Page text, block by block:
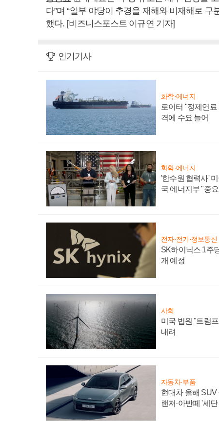
다”며 “일부 야당이 추경을 재해와 비재해로
했다. [비즈니스포스트 이규연 기자]
인기기사
화학·에너지
로이터 "정제연
격에 수요 늘어
화학·에너지
'한수원 협력사'
국 에너지부 "중
전자·전기·정보통신
SK하이닉스 1주
개 예정
사회
미국 법원 "트럼
내려
자동차·부품
현대차 올해 SUV
랜저·아반떼 '세